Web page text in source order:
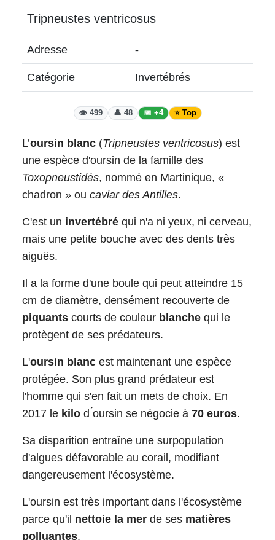
Tripneustes ventricosus
Adresse -
Catégorie Invertébrés
👁️ 499 👤 48 📅 +4 ⭐ Top
L’oursin blanc (Tripneustes ventricosus) est
une espèce d'oursin de la famille des
Toxopneustidés, nommé en Martinique, «
chadron » ou caviar des Antilles.
C'est un invertébré qui n'a ni yeux, ni cerveau,
mais une petite bouche avec des dents très
aiguës.
Il a la forme d'une boule qui peut atteindre 15
cm de diamètre, densément recouverte de
piquants courts de couleur blanche qui le
protègent de ses prédateurs.
L'oursin blanc est maintenant une espèce
protégée. Son plus grand prédateur est
l'homme qui s'en fait un mets de choix. En
2017 le kilo d ́oursin se négocie à 70 euros.
Sa disparition entraîne une surpopulation
d'algues défavorable au corail, modifiant
dangereusement l'écosystème.
L'oursin est très important dans l'écosystème
parce qu'il nettoie la mer de ses matières
polluantes.